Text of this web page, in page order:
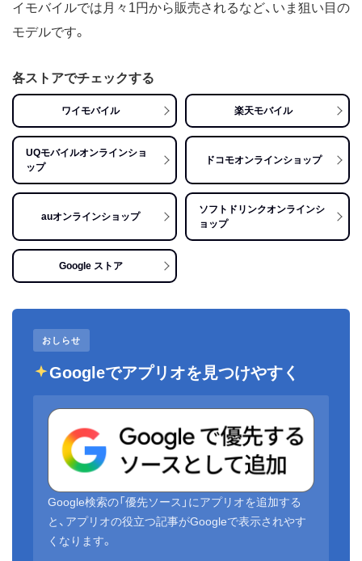
イモバイルでは月々1円から販売されるなど、いま狙い目の
モデルです。
各ストアでチェックする
ワイモバイル 楽天モバイル
UQモバイルオンラインショ
ップ
ドコモオンラインショップ
auオンラインショップ
ソフトドリンクオンラインシ
ョップ
Google ストア
おしらせ
Googleでアプリオを見つけやすく
Google検索の「優先ソース」にアプリオを追加する
と、アプリオの役立つ記事がGoogleで表示されやす
くなります。